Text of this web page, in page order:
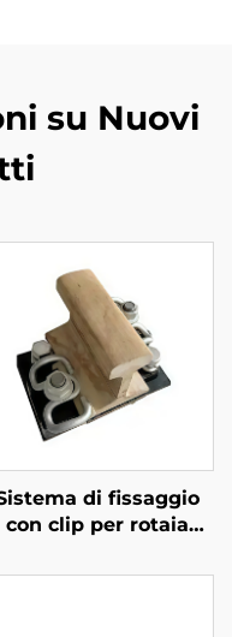
su Nuovi
di fissaggio
con clip per rotaia